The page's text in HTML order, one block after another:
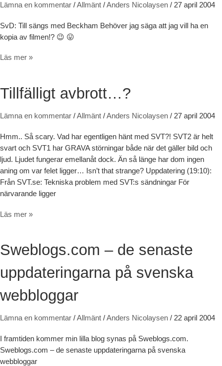
Lämna en kommentar /Allmänt /Anders Nicolaysen / 27 april 2004
SvD: Till sängs med Beckham Behöver jag säga att jag vill ha en
kopia av filmen!? 😉 😛
Till sängs med Beckham
Läs mer »
Tillfälligt avbrott…?
Lämna en kommentar /Allmänt /Anders Nicolaysen / 27 april 2004
Hmm.. Så scary. Vad har egentligen hänt med SVT?! SVT2 är helt
svart och SVT1 har GRAVA störningar både när det gäller bild och
ljud. Ljudet fungerar emellanåt dock. Än så länge har dom ingen
aning om var felet ligger… Isn’t that strange? Uppdatering (19:10):
Från SVT.se: Tekniska problem med SVT:s sändningar För
närvarande ligger
Tillfälligt avbrott…?
Läs mer »
Sweblogs.com – de senaste
uppdateringarna på svenska
webbloggar
Lämna en kommentar /Allmänt /Anders Nicolaysen / 22 april 2004
I framtiden kommer min lilla blog synas på Sweblogs.com.
Sweblogs.com – de senaste uppdateringarna på svenska
webbloggar